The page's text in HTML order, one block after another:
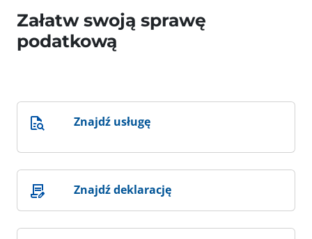
Załatw swoją sprawę
podatkową
Znajdź usługę
Znajdź deklarację